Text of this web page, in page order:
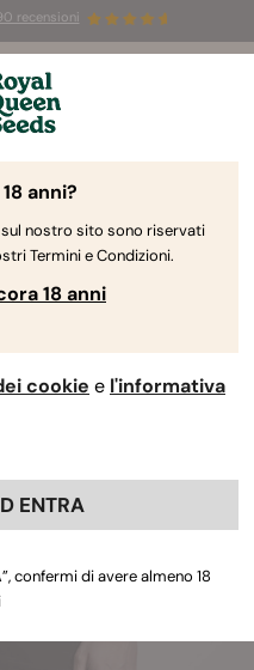
recensioni
al 50% di sconto
⏤
anni?
nostro sito sono riservati
Termini e Condizioni.
18 anni
cookie e l'informativa
ENTRA
confermi di avere almeno 18